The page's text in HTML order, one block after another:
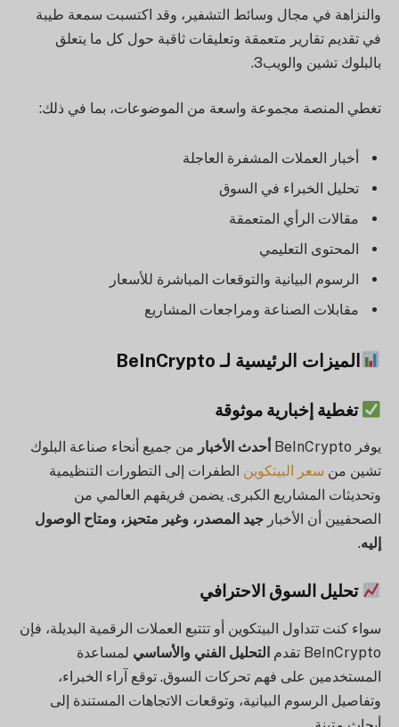
والنزاهة في مجال وسائط التشفير، وقد اكتسبت سمعة طيبة
في تقديم تقارير متعمقة وتعليقات ثاقبة حول كل ما يتعلق
بالبلوك تشين والويب3.
تغطي المنصة مجموعة واسعة من الموضوعات، بما في ذلك:
أخبار العملات المشفرة العاجلة
تحليل الخبراء في السوق
مقالات الرأي المتعمقة
المحتوى التعليمي
الرسوم البيانية والتوقعات المباشرة للأسعار
مقابلات الصناعة ومراجعات المشاريع
الميزات الرئيسية لـ BeInCrypto
تغطية إخبارية موثوقة
يوفر BeInCrypto أحدث الأخبار من جميع أنحاء صناعة البلوك
تشين من سعر البيتكوين الطفرات إلى التطورات التنظيمية
وتحديثات المشاريع الكبرى. يضمن فريقهم العالمي من
الصحفيين أن الأخبار جيد المصدر، وغير متحيز، ومتاح الوصول
إليه.
تحليل السوق الاحترافي
سواء كنت تتداول البيتكوين أو تتتبع العملات الرقمية البديلة، فإن
BeInCrypto تقدم
التحليل الفني والأساسي لمساعدة
المستخدمين على فهم تحركات السوق. توقع آراء الخبراء،
وتفاصيل الرسوم البيانية، وتوقعات الاتجاهات المستندة إلى